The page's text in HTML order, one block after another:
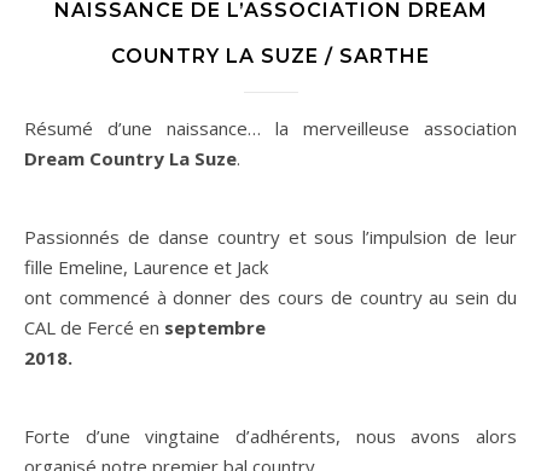
NAISSANCE DE L’ASSOCIATION DREAM
COUNTRY LA SUZE / SARTHE
Résumé d’une naissance… la merveilleuse association
Dream Country La Suze.
Passionnés de danse country et sous l’impulsion de leur
fille Emeline, Laurence et Jack
ont commencé à donner des cours de country au sein du
CAL de Fercé en septembre
2018.
Forte d’une vingtaine d’adhérents, nous avons alors
organisé notre premier bal country